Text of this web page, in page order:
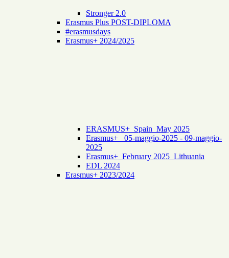
Stronger 2.0
Erasmus Plus POST-DIPLOMA
#erasmusdays
Erasmus+ 2024/2025
ERASMUS+_Spain_May 2025
Erasmus+_ 05-maggio-2025 - 09-maggio-
2025
Erasmus+_February 2025_Lithuania
EDL 2024
Erasmus+ 2023/2024